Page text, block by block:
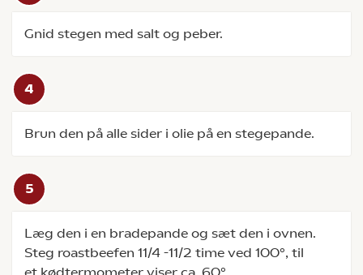
Gnid stegen med salt og peber.
Brun den på alle sider i olie på en stegepande.
Læg den i en bradepande og sæt den i ovnen.
Steg roastbeefen 11/4 -11/2 time ved 100°, til